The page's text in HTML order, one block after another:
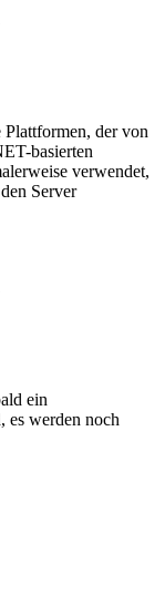
der von
basierten
verwendet,
Server
ein
es werden noch